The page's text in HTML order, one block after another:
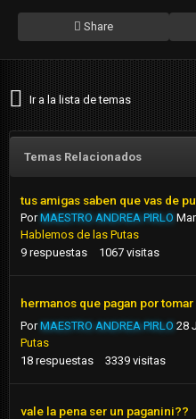
Share
Ir a la lista de temas
Temas Relacionados
tus amigas saben que vas de
PorMAESTRO ANDREA PIRLO
Hablemos de las Putas
9 respuestas 1067 visitas
hermanos que pagan por
PorMAESTRO ANDREA PIRLO 28
Putas
18 respuestas 3339 visitas
vale la pena ser un paganini??